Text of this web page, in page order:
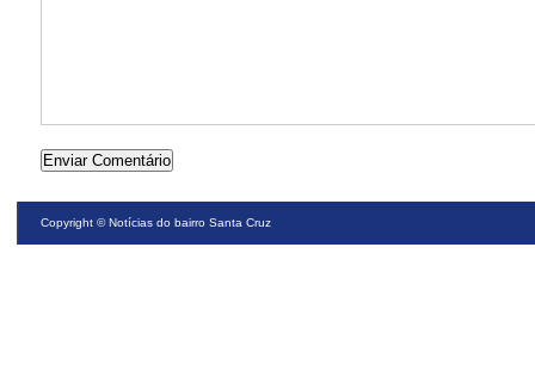
Copyright ©Notícias do bairro Santa Cruz